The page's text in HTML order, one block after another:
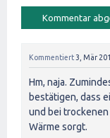
Kommentiert 3, Mär
Hm, naja.
bestätigen, dass
und bei
Wärme sorgt.